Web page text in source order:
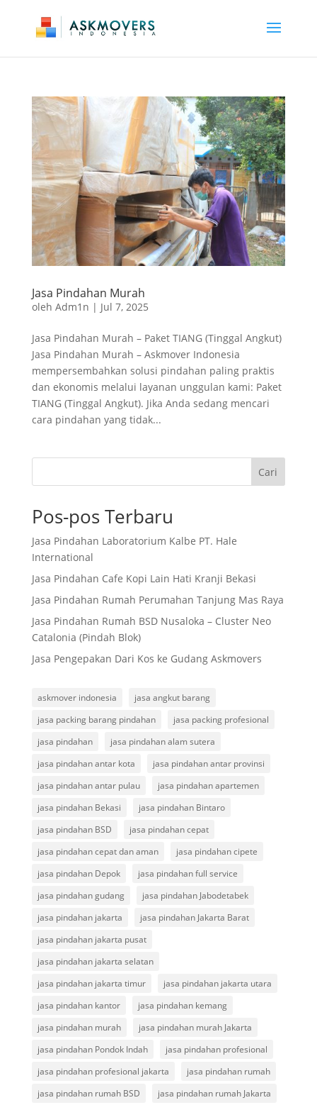
Jasa Pindahan Murah
oleh Adm1n | Jul 7, 2025
Jasa Pindahan Murah – Paket TIANG (Tinggal Angkut)
Jasa Pindahan Murah – Askmover Indonesia
mempersembahkan solusi pindahan paling praktis
dan ekonomis melalui layanan unggulan kami: Paket
TIANG (Tinggal Angkut). Jika Anda sedang mencari
cara pindahan yang tidak...
Cari
Pos-pos Terbaru
Jasa Pindahan Laboratorium Kalbe PT. Hale
International
Jasa Pindahan Cafe Kopi Lain Hati Kranji Bekasi
Jasa Pindahan Rumah Perumahan Tanjung Mas Raya
Jasa Pindahan Rumah BSD Nusaloka – Cluster Neo
Catalonia (Pindah Blok)
Jasa Pengepakan Dari Kos ke Gudang Askmovers
askmover indonesia
jasa angkut barang
jasa packing barang pindahan
jasa packing profesional
jasa pindahan
jasa pindahan alam sutera
jasa pindahan antar kota
jasa pindahan antar provinsi
jasa pindahan antar pulau
jasa pindahan apartemen
jasa pindahan Bekasi
jasa pindahan Bintaro
jasa pindahan BSD
jasa pindahan cepat
jasa pindahan cepat dan aman
jasa pindahan cipete
jasa pindahan Depok
jasa pindahan full service
jasa pindahan gudang
jasa pindahan Jabodetabek
jasa pindahan jakarta
jasa pindahan Jakarta Barat
jasa pindahan jakarta pusat
jasa pindahan jakarta selatan
jasa pindahan jakarta timur
jasa pindahan jakarta utara
jasa pindahan kantor
jasa pindahan kemang
jasa pindahan murah
jasa pindahan murah Jakarta
jasa pindahan Pondok Indah
jasa pindahan profesional
jasa pindahan profesional jakarta
jasa pindahan rumah
jasa pindahan rumah BSD
jasa pindahan rumah Jakarta